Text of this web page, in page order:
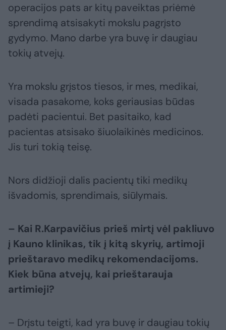
operacijos pats ar kitų paveiktas priėmė
sprendimą atsisakyti mokslu pagrįsto
gydymo. Mano darbe yra buvę ir daugiau
tokių atvejų.
Yra mokslu grįstos tiesos, ir mes, medikai,
visada pasakome, koks geriausias būdas
padėti pacientui. Bet pasitaiko, kad
pacientas atsisako šiuolaikinės medicinos.
Jis turi tokią teisę.
Nors didžioji dalis pacientų tiki medikų
išvadomis, sprendimais, siūlymais.
– Kai R.Karpavičius prieš mirtį vėl pakliuvo
į Kauno klinikas, tik į kitą skyrių, artimoji
prieštaravo medikų rekomendacijoms.
Kiek būna atvejų, kai prieštarauja
artimieji?
– Drįstu teigti, kad yra buvę ir daugiau tokių